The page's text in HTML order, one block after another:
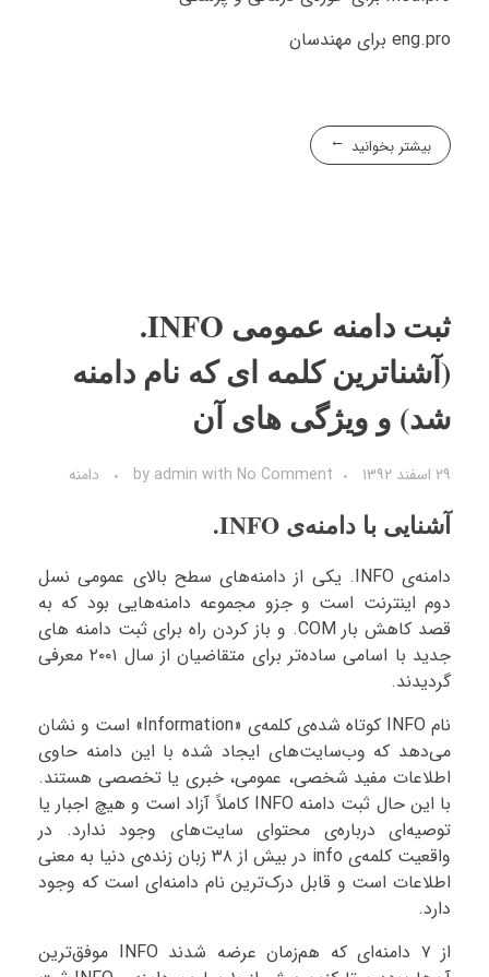
eng.pro برای مهندسان
بیشتر بخوانید
ثبت دامنه عمومی INFO.
(آشناترین کلمه ای که نام دامنه
شد) و ویژگی های آن
۲۹ اسفند ۱۳۹۲ by admin with No Comment دامنه
آشنایی با دامنه‌ی INFO.
دامنه‌ی INFO. یکی از دامنه‌های سطح بالای عمومی نسل
دوم اینترنت است و جزو مجموعه دامنه‌هایی بود که به
قصد کاهش بار COM. و باز کردن راه برای ثبت دامنه های
جدید با اسامی ساده‌تر برای متقاضیان از سال ۲۰۰۱ معرفی
گردیدند.
نام INFO کوتاه شده‌ی کلمه‌ی «Information» است و نشان
می‌دهد که وب‌سایت‌های ایجاد شده با این دامنه حاوی
اطلاعات مفید شخصی، عمومی، خبری یا تخصصی هستند.
با این حال ثبت دامنه INFO کاملاً آزاد است و هیچ اجبار یا
توصیه‌ای درباره‌ی محتوای سایت‌های وجود ندارد. در
واقعیت کلمه‌ی info در بیش از ۳۸ زبان زنده‌ی دنیا به معنی
اطلاعات است و قابل درک‌ترین نام دامنه‌ای است که وجود
دارد.
از ۷ دامنه‌ای که هم‌زمان عرضه شدند INFO موفق‌ترین